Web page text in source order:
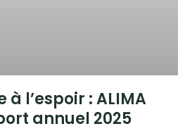
l’espoir : ALIMA
annuel 2025